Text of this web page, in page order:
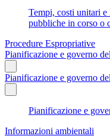
Tempi, costi unitari
pubbliche in corso o
Procedure Espropriative
Pianificazione e governo
Pianificazione e governo
Pianificazione e
Informazioni ambientali